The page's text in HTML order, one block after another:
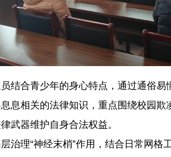
结合青少年的身心特点，通过通俗
息相关的法律知识，重点围绕校园
武器维护自身合法权益。
治理“神经末梢”作用，结合日常网